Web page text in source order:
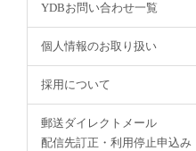
YDBお問い合わせ一覧
個人情報のお取り扱い
採用について
郵送ダイレクトメール
配信先訂正・利用停止申込み